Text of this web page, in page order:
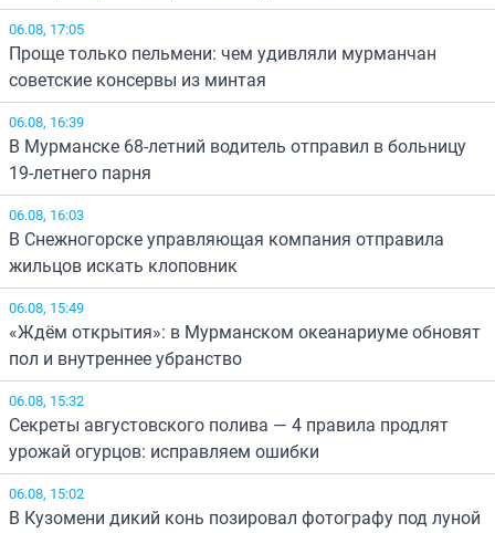
06.08, 17:05
Проще только пельмени: чем удивляли мурманчан
советские консервы из минтая
06.08, 16:39
В Мурманске 68-летний водитель отправил в больницу
19-летнего парня
06.08, 16:03
В Снежногорске управляющая компания отправила
жильцов искать клоповник
06.08, 15:49
«Ждём открытия»: в Мурманском океанариуме обновят
пол и внутреннее убранство
06.08, 15:32
Секреты августовского полива — 4 правила продлят
урожай огурцов: исправляем ошибки
06.08, 15:02
В Кузомени дикий конь позировал фотографу под луной